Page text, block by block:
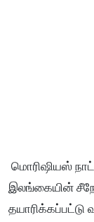
மொரிஷியஸ்
இலங்கையின்